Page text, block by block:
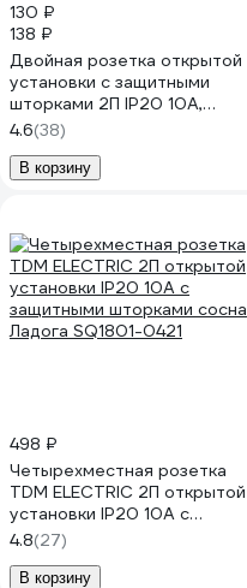
130 ₽
138 ₽
Двойная розетка открытой
установки с защитными
шторками 2П IP20 10А,
слоновая кость TDM
ELECTRIC Ладога SQ1801-
0065
4.6(38)
В корзину
498 ₽
Четырехместная розетка
TDM ELECTRIC 2П открытой
установки IP20 10A с
защитными шторками сосна
Ладога SQ1801-0421
4.8(27)
В корзину